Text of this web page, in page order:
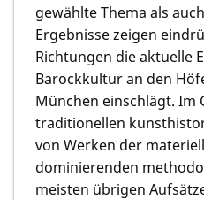
gewählte Thema als
Ergebnisse zeigen
Richtungen die aktuelle
Barockkultur an den
München einschlägt. Im
traditionellen
von Werken der
dominierenden
meisten übrigen